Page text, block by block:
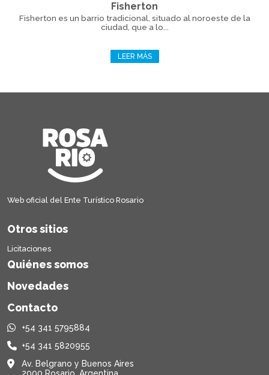
Fisherton
Fisherton es un barrio tradicional, situado al noroeste de la
ciudad, que a lo...
LEER MÁS
Web oficial del Ente Turístico Rosario
Otros sitios
Licitaciones
Quiénes somos
Novedades
Contacto
+54 341 5795884
+54 341 5820955
Av. Belgrano y Buenos Aires